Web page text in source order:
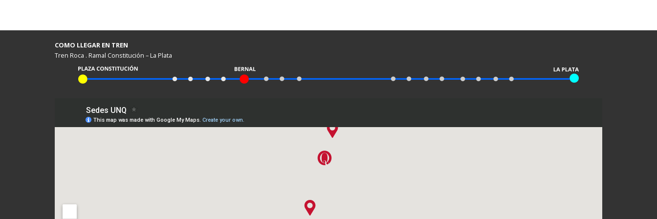
COMO LLEGAR EN TREN
Tren Roca . Ramal Constitución – La Plata